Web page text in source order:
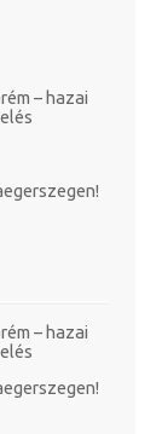
– hazai
– hazai